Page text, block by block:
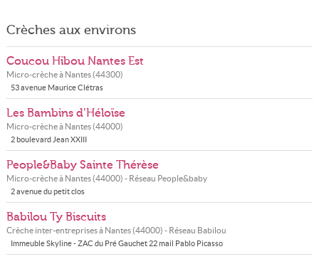
Crèches aux environs
Coucou Hibou Nantes Est
Micro-crèche à Nantes(44300)
53 avenue Maurice Clétras
Les Bambins d’Héloïse
Micro-crèche à Nantes(44000)
2 boulevard Jean XXIII
People&Baby Sainte Thérèse
Micro-crèche à Nantes(44000) - Réseau People&baby
2 avenue du petit clos
Babilou Ty Biscuits
Crèche inter-entreprises à Nantes(44000) - Réseau Babilou
Immeuble Skyline - ZAC du Pré Gauchet 22 mail Pablo Picasso